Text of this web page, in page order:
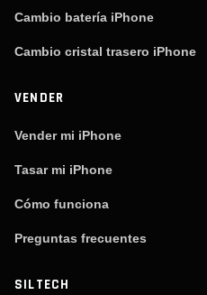
Cambio batería iPhone
Cambio cristal trasero iPhone
VENDER
Vender mi iPhone
Tasar mi iPhone
Cómo funciona
Preguntas frecuentes
SILTECH